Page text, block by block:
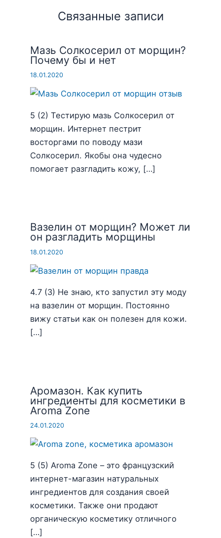
Связанные записи
Мазь Солкосерил от морщин?
Почему бы и нет
18.01.2020
5 (2) Тестирую мазь Солкосерил от
морщин. Интернет пестрит
восторгами по поводу мази
Солкосерил. Якобы она чудесно
помогает разгладить кожу, […]
Вазелин от морщин? Может ли
он разгладить морщины
18.01.2020
4.7 (3) Не знаю, кто запустил эту моду
на вазелин от морщин. Постоянно
вижу статьи как он полезен для кожи.
[…]
Аромазон. Как купить
ингредиенты для косметики в
Aroma Zone
24.01.2020
5 (5) Aroma Zone – это французский
интернет-магазин натуральных
ингредиентов для создания своей
косметики. Также они продают
органическую косметику отличного
[…]